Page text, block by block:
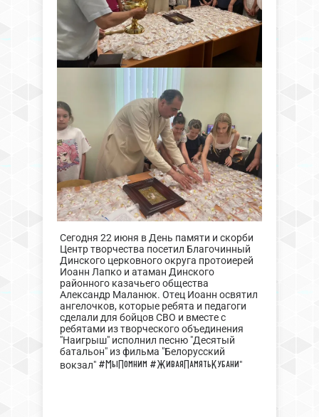
Сегодня 22 июня в День памяти и скорби
Центр творчества посетил Благочинный
Динского церковного округа протоиерей
Иоанн Лапко и атаман Динского
районного казачьего общества
Александр Маланюк. Отец Иоанн освятил
ангелочков, которые ребята и педагоги
сделали для бойцов СВО и вместе с
ребятами из творческого объединения
"Наигрыш" исполнил песню "Десятый
батальон" из фильма "Белорусский
вокзал" #МыПомним #ЖиваяПамятьКубани"